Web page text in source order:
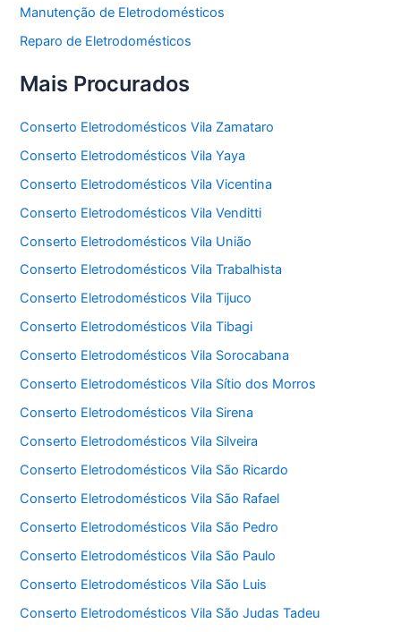
Manutenção de Eletrodomésticos
Reparo de Eletrodomésticos
Mais Procurados
Conserto Eletrodomésticos Vila Zamataro
Conserto Eletrodomésticos Vila Yaya
Conserto Eletrodomésticos Vila Vicentina
Conserto Eletrodomésticos Vila Venditti
Conserto Eletrodomésticos Vila União
Conserto Eletrodomésticos Vila Trabalhista
Conserto Eletrodomésticos Vila Tijuco
Conserto Eletrodomésticos Vila Tibagi
Conserto Eletrodomésticos Vila Sorocabana
Conserto Eletrodomésticos Vila Sítio dos Morros
Conserto Eletrodomésticos Vila Sirena
Conserto Eletrodomésticos Vila Silveira
Conserto Eletrodomésticos Vila São Ricardo
Conserto Eletrodomésticos Vila São Rafael
Conserto Eletrodomésticos Vila São Pedro
Conserto Eletrodomésticos Vila São Paulo
Conserto Eletrodomésticos Vila São Luis
Conserto Eletrodomésticos Vila São Judas Tadeu